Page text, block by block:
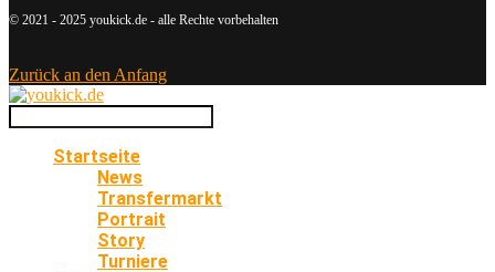
© 2021 - 2025 youkick.de - alle Rechte vorbehalten
Zurück an den Anfang
Startseite
News
Transfermarkt
Portrait
Story
Turniere